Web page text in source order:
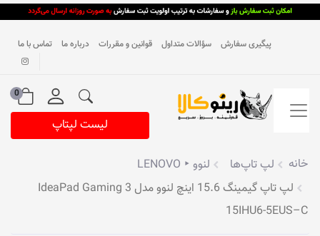
پیگیری سفارش سؤالات متداول قوانین و مقررات درباره ما تماس با ما
0
لیست لپتاپ
خانه لپ تاپ‌ها
لنوو ‣ LENOVO
لپ تاپ گیمینگ 15.6 اینچ لنوو مدل IdeaPad Gaming 3
15IHU6-5EUS–C